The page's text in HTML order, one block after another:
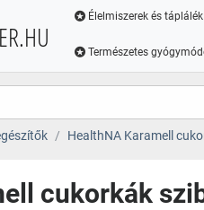
Élelmiszerek és
Természetes
HealthNA Karamell
cukorkák